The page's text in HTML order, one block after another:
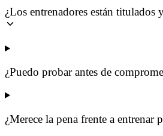
¿Los entrenadores están titulados
¿Puedo probar antes de
¿Merece la pena frente a entrenar